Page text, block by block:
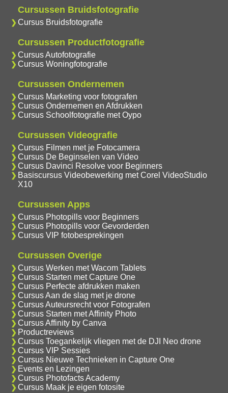
Cursussen Bruidsfotografie
Cursus Bruidsfotografie
Cursussen Productfotografie
Cursus Autofotografie
Cursus Woningfotografie
Cursussen Ondernemen
Cursus Marketing voor fotografen
Cursus Ondernemen en Afdrukken
Cursus Schoolfotografie met Oypo
Cursussen Videografie
Cursus Filmen met je Fotocamera
Cursus De Beginselen van Video
Cursus Davinci Resolve voor Beginners
Basiscursus Videobewerking met Corel VideoStudio
X10
Cursussen Apps
Cursus Photopills voor Beginners
Cursus Photopills voor Gevorderden
Cursus VIP fotobesprekingen
Cursussen Overige
Cursus Werken met Wacom Tablets
Cursus Starten met Capture One
Cursus Perfecte afdrukken maken
Cursus Aan de slag met je drone
Cursus Auteursrecht voor Fotografen
Cursus Starten met Affinity Photo
Cursus Affinity by Canva
Productreviews
Cursus Toegankelijk vliegen met de DJI Neo drone
Cursus VIP Sessies
Cursus Nieuwe Technieken in Capture One
Events en Lezingen
Cursus Photofacts Academy
Cursus Maak je eigen fotosite